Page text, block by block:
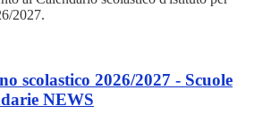
2027.
scolastico 2026/2027 - Scuole
NEWS